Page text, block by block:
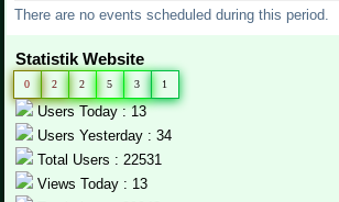
There are no events scheduled during this period.
Statistik Website
0 2 2 5 3 1
Users Today : 13
Users Yesterday : 34
Total Users : 22531
Views Today : 13